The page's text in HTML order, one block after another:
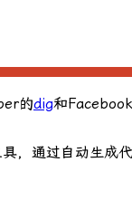
的dig和Facebook
，通过自动生成代